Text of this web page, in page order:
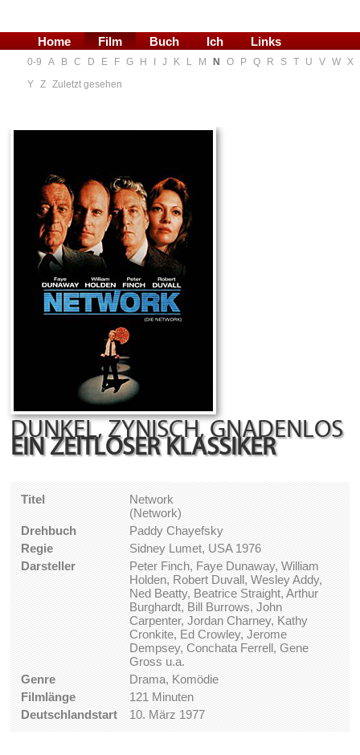
Home Film Buch Ich Links
0-9 A B C D E F G H J K L M N O P Q R S T U V W X
Y Z Zuletzt gesehen
DUNKEL, ZYNISCH, GNADENLOS
EIN ZEITLOSER KLASSIKER
Titel
Network
(Network)
Drehbuch
Paddy Chayefsky
Regie
Sidney Lumet, USA 1976
Darsteller
Peter Finch, Faye Dunaway, William
Holden, Robert Duvall, Wesley Addy,
Ned Beatty, Beatrice Straight, Arthur
Burghardt, Bill Burrows, John
Carpenter, Jordan Charney, Kathy
Cronkite, Ed Crowley, Jerome
Dempsey, Conchata Ferrell, Gene
Gross u.a.
Genre
Drama, Komödie
Filmlänge
121 Minuten
Deutschlandstart
10. März 1977